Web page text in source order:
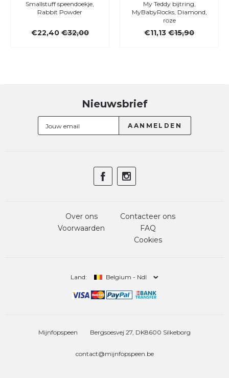
Smallstuff speendoekje,
Rabbit Powder
€22,40 €32,00
My Teddy bijtring,
MyBabyRocks, Diamond,
roze
€11,13 €15,90
Nieuwsbrief
Over ons
Voorwaarden
Contacteer ons
FAQ
Cookies
Land: Belgium - Ndl
Mijnfopspeen Bergsoesvej 27, DK8600 Silkeborg
contact@mijnfopspeen.be